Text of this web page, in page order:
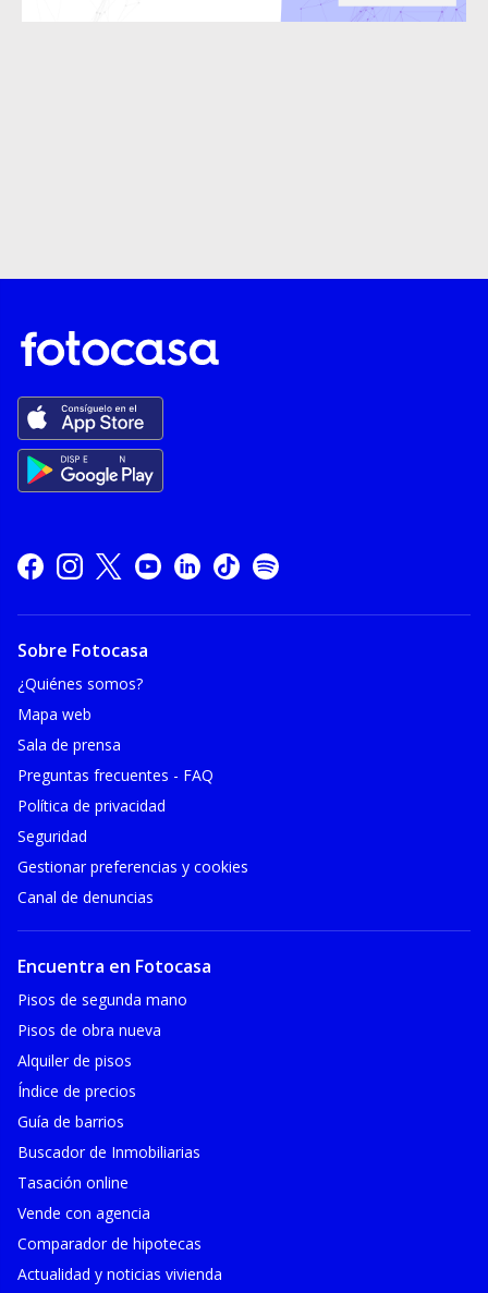
Sobre Fotocasa
¿Quiénes somos?
Mapa web
Sala de prensa
Preguntas frecuentes - FAQ
Política de privacidad
Seguridad
Gestionar preferencias y cookies
Canal de denuncias
Encuentra en Fotocasa
Pisos de segunda mano
Pisos de obra nueva
Alquiler de pisos
Índice de precios
Guía de barrios
Buscador de Inmobiliarias
Tasación online
Vende con agencia
Comparador de hipotecas
Actualidad y noticias vivienda